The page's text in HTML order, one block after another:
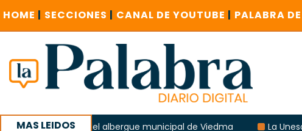
HOME | SECCIONES | CANAL DE YOUTUBE | PALABRA
MAS LEIDOS
del albergue municipal de Viedma La Unesco pidió